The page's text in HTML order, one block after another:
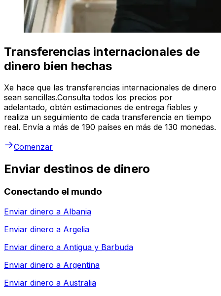
Transferencias internacionales de
dinero bien hechas
Xe hace que las transferencias internacionales de dinero
sean sencillas.Consulta todos los precios por
adelantado, obtén estimaciones de entrega fiables y
realiza un seguimiento de cada transferencia en tiempo
real. Envía a más de 190 países en más de 130 monedas.
Comenzar
Enviar destinos de dinero
Conectando el mundo
Enviar dinero a Albania
Enviar dinero a Argelia
Enviar dinero a Antigua y Barbuda
Enviar dinero a Argentina
Enviar dinero a Australia